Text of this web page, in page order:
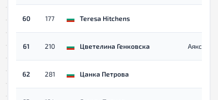
60 177 Teresa Hitchens
61 210 Цветелина Генковска Аякс
62 281 Цанка Петрова